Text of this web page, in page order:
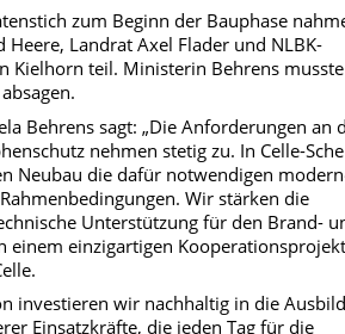
zum Beginn der Bauphase
Heere, Landrat Axel Flader und NLBK-
Kielhorn teil. Ministerin Behrens
Behrens sagt: „Die Anforderungen an
nehmen stetig zu. In Celle-
Neubau die dafür notwendigen
Wir stärken die
Unterstützung für den Brand-
einem einzigartigen
investieren wir nachhaltig in die
Einsatzkräfte, die jeden Tag für die